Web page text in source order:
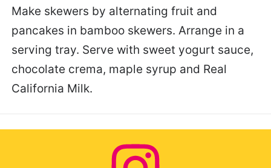
Make skewers by alternating fruit and
pancakes in bamboo skewers. Arrange in a
serving tray. Serve with sweet yogurt sauce,
chocolate crema, maple syrup and Real
California Milk.